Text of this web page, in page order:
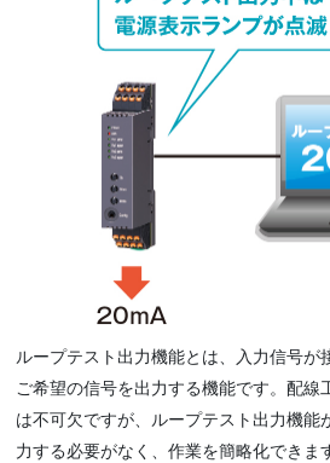
ループテスト出力機能とは、入力信号が
ご希望の信号を出力する機能です。配線
は不可欠ですが、ループテスト出力機能
力する必要がなく、作業を簡略化できま